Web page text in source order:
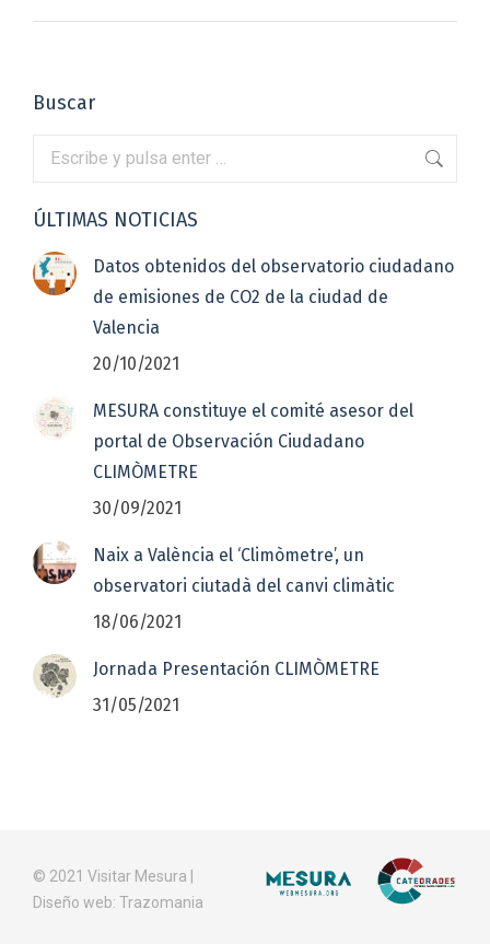
proyectos
Buscar
Buscar:
ÚLTIMAS NOTICIAS
Datos obtenidos del observatorio ciudadano
de emisiones de CO2 de la ciudad de
Valencia
20/10/2021
MESURA constituye el comité asesor del
portal de Observación Ciudadano
CLIMÒMETRE
30/09/2021
Naix a València el ‘Climòmetre’, un
observatori ciutadà del canvi climàtic
18/06/2021
Jornada Presentación CLIMÒMETRE
31/05/2021
© 2021 Visitar Mesura
Diseño web: Trazomania